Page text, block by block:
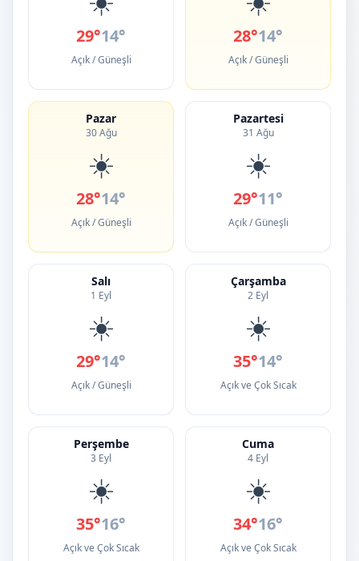
29°14°
Açık / Güneşli
28°14°
Açık / Güneşli
Pazar
30 Ağu
☀️
28°14°
Açık / Güneşli
Pazartesi
31 Ağu
☀️
29°11°
Açık / Güneşli
Salı
1 Eyl
☀️
29°14°
Açık / Güneşli
Çarşamba
2 Eyl
☀️
35°14°
Açık ve Çok Sıcak
Perşembe
3 Eyl
☀️
35°16°
Açık ve Çok Sıcak
Cuma
4 Eyl
☀️
34°16°
Açık ve Çok Sıcak